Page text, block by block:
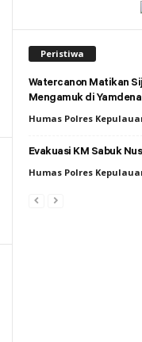
Peristiwa
Watercanon Matikan
Mengamuk di
Humas Polres
Evakuasi KM Sabuk
Humas Polres